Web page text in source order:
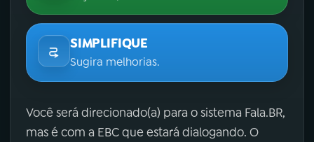
SIMPLIFIQUE
Sugira melhorias.
Você será direcionado(a) para o sistema Fala.BR,
mas é com a EBC que estará dialogando. O